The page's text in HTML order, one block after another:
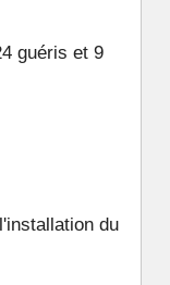
guéris et 9
du